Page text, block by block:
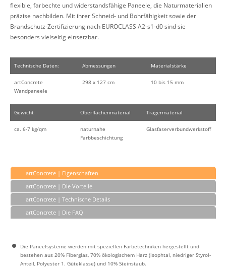
flexible, farbechte und widerstandsfähige Paneele, die Naturmaterialien
präzise nachbilden. Mit ihrer Schneid- und Bohrfähigkeit sowie der
Brandschutz-Zertifizierung nach EUROCLASS A2-s1-d0 sind sie
besonders vielseitig einsetzbar.
Technische Daten: Abmessungen Materialstärke
artConcrete
Wandpaneele
298 x 127 cm 10 bis 15 mm
Gewicht Oberflächenmaterial Trägermaterial
ca. 6-7 kg/qm
naturnahe
Farbbeschichtung
Glasfaserverbundwerkstoff
artConcrete | Eigenschaften
artConcrete | Die Vorteile
artConcrete | Technische Details
artConcrete | Die FAQ
Die Paneelsysteme werden mit speziellen Färbetechniken hergestellt und
bestehen aus 20% Fiberglas, 70% ökologischem Harz (isophtal, niedriger Styrol-
Anteil, Polyester 1. Güteklasse) und 10% Steinstaub.